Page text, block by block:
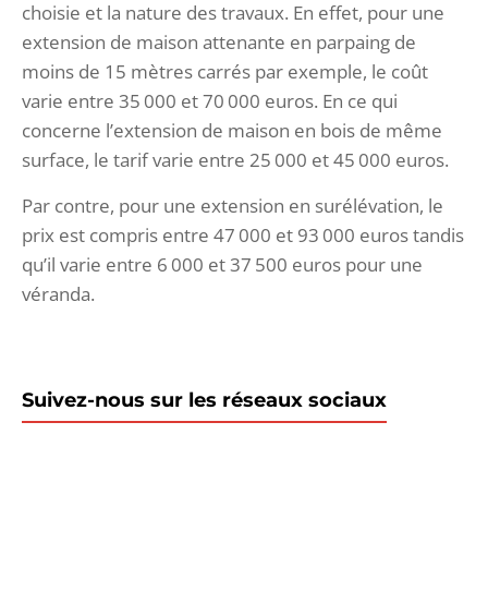
choisie et la nature des travaux. En effet, pour une
extension de maison attenante en parpaing de
moins de 15 mètres carrés par exemple, le coût
varie entre 35 000 et 70 000 euros. En ce qui
concerne l’extension de maison en bois de même
surface, le tarif varie entre 25 000 et 45 000 euros.
Par contre, pour une extension en surélévation, le
prix est compris entre 47 000 et 93 000 euros tandis
qu’il varie entre 6 000 et 37 500 euros pour une
véranda.
Suivez-nous sur les réseaux sociaux